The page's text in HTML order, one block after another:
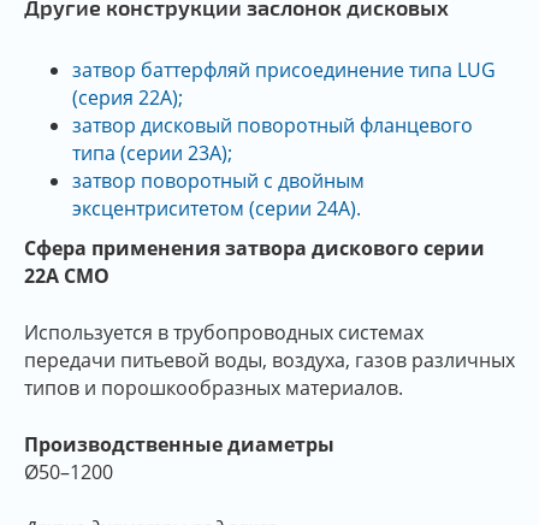
Другие конструкции заслонок дисковых
затвор баттерфляй присоединение типа LUG
(серия 22А);
затвор дисковый поворотный фланцевого
типа (серии 23А);
затвор поворотный с двойным
эксцентриситетом (серии 24А).
Сфера применения затвора дискового серии
22А СМО
Используется в трубопроводных системах
передачи питьевой воды, воздуха, газов различных
типов и порошкообразных материалов.
Производственные диаметры
Ø50–1200